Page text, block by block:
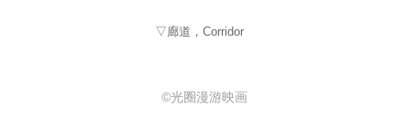
▽廊道，Corridor
©光圈漫游映画